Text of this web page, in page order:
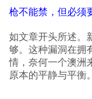
枪不能禁，但必须
如文章开头所述。
够。这种漏洞在拥
情，奈何一个澳洲
原本的平静与平衡。